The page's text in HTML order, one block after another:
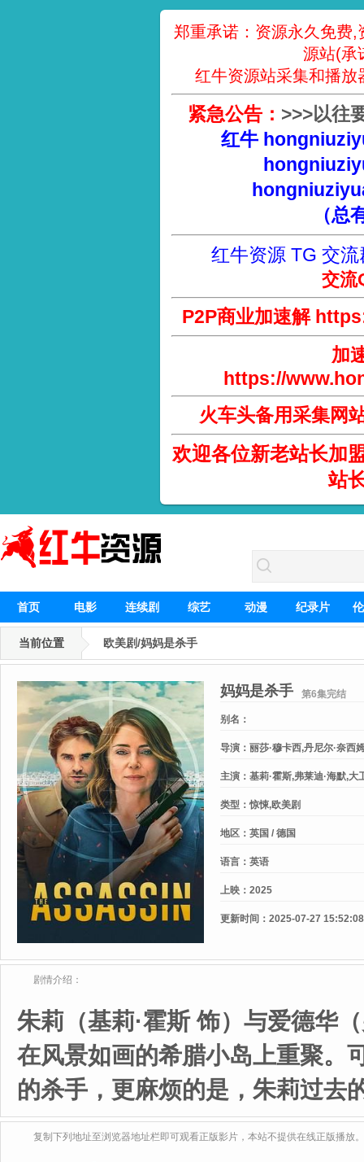
郑重承诺：资源永久免费
源站(承
红牛资源站采集和播放
紧急公告： >>>以往
红牛
（总
红牛资源 TG 交流
交流
P2P商业加速解
加
https://
火车头备用采集网
欢迎各位新老站长加
站
首页 电影 连续剧 综艺 动漫 纪录片
当前位置 欧美剧/妈妈是杀手
妈妈是杀手 第6集完结
别名：
导演： 丽莎·穆卡西,丹尼尔·奈西
主演： 基莉·霍斯,弗莱迪·海默,大
凯文·基尔南-莫洛伊
历山大·亚岑科,Ali,Fardi,杰克·达
类型：惊悚,欧美剧
地区： 英国 / 德国
语言： 英语
上映： 2025
更新时间： 2025-07-27 15:52:08
剧情介绍：
朱莉（基莉·霍斯 饰）与爱德华
在风景如画的希腊小岛上重聚。
的杀手，更麻烦的是，朱莉过去
复制下列地址至浏览器地址栏即可观看正版影片，本站不提供在线正版播放。